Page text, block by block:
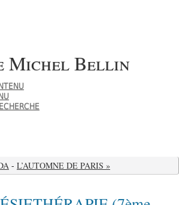
Michel Bellin
- L’AUTOMNE DE PARIS »